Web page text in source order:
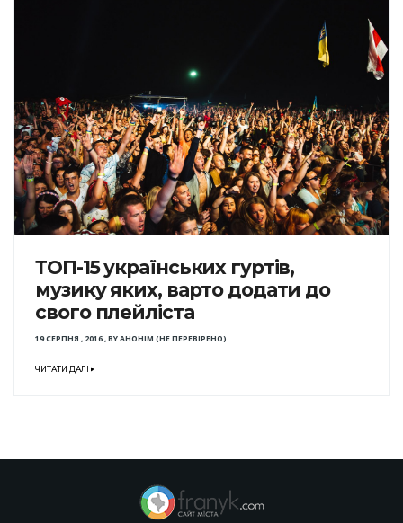
ТОП-15 українських гуртів,
музику яких, варто додати до
свого плейліста
19 СЕРПНЯ , 2016,BYАНОНІМ (НЕ ПЕРЕВІРЕНО)
ЧИТАТИ ДАЛІ